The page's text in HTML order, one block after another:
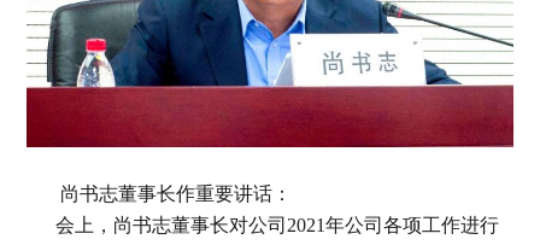
尚书志董事长作重要讲话：
会上，尚书志董事长对公司2021年公司各项工作进行